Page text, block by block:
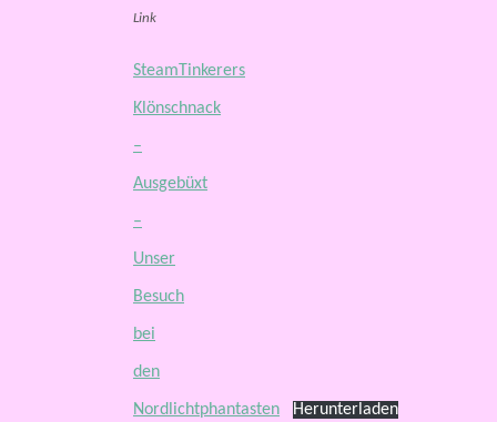
Link
SteamTinkerers
Klönschnack
–
Ausgebüxt
–
Unser
Besuch
bei
den
Nordlichtphantasten Herunterladen